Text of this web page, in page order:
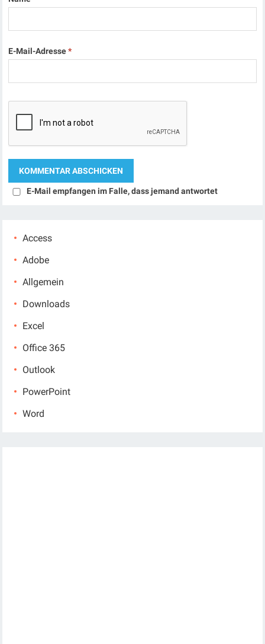
E-Mail-Adresse*
E-Mail empfangen im Falle, dass jemand antwortet
Access
Adobe
Allgemein
Downloads
Excel
Office 365
Outlook
PowerPoint
Word